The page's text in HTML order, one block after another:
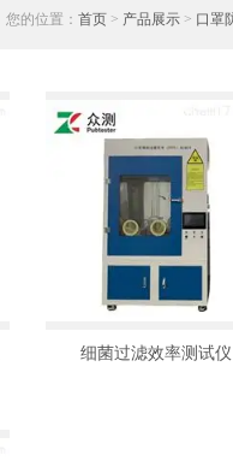
您的位置： 首页 > 产品展示 > 口罩
细菌过滤效率测试仪